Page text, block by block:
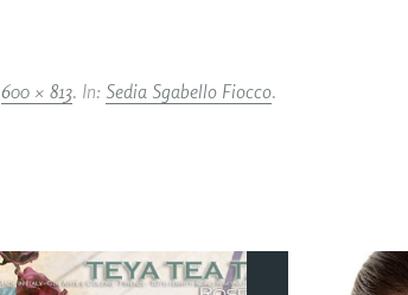
600 × 813. In: Sedia Sgabello Fiocco.